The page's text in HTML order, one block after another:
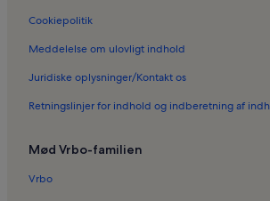
Cookiepolitik
Meddelelse om ulovligt indhold
Juridiske oplysninger/Kontakt os
Retningslinjer for indhold og indberetning af
Mød Vrbo-familien
Vrbo